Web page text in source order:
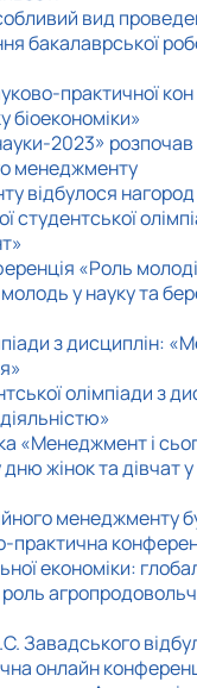
вид
бакалаврської
практичної кон
біоекономіки»
2023» розпочав
менеджменту
відбулося нагород
студентської
«Роль молоді
у науку та
з дисциплін:
олімпіади з
«Менеджмент і
жінок та дівчат у
менеджменту
практична
економіки:
роль агропродовольч
Завадського
онлайн